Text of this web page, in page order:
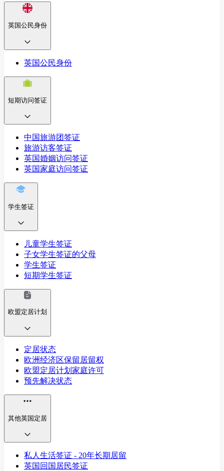
英国公民身份
英国公民身份
短期访问签证
中国旅游团签证
旅游访客签证
英国婚姻访问签证
英国家庭访问签证
学生签证
儿童学生签证
子女学生签证的父母
学生签证
短期学生签证
欧盟定居计划
定居状态
欧洲经济区保留居留权
欧盟定居计划家庭许可
预先解决状态
其他英国定居
私人生活签证 - 20年长期居留
英国回国居民签证